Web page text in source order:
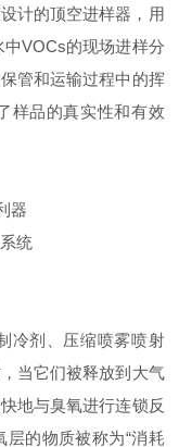
计的顶空进样器，用
VOCs的现场进样分
保管和运输过程中的挥
样品的真实性和有效
统
冷剂、压缩喷雾喷射
当它们被释放到大气
地与臭氧进行连锁反
的物质被称为“消耗